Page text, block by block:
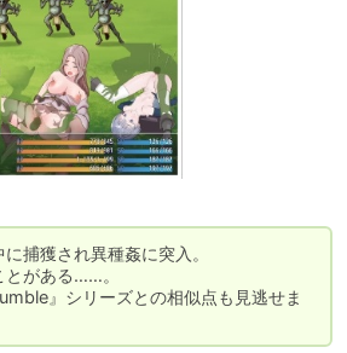
捕獲され異種姦に突入。
とがある……。
』シリーズとの相似点も見逃せま